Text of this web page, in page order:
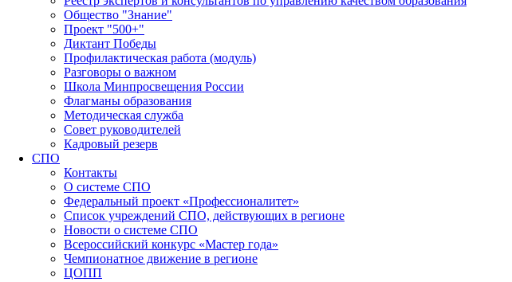
Общество "Знание"
Проект "500+"
Диктант Победы
Профилактическая работа (модуль)
Разговоры о важном
Школа Минпросвещения России
Флагманы образования
Методическая служба
Совет руководителей
Кадровый резерв
СПО
Контакты
О системе СПО
Федеральный проект «Профессионалитет»
Список учреждений СПО, действующих в регионе
Новости о системе СПО
Всероссийский конкурс «Мастер года»
Чемпионатное движение в регионе
ЦОПП